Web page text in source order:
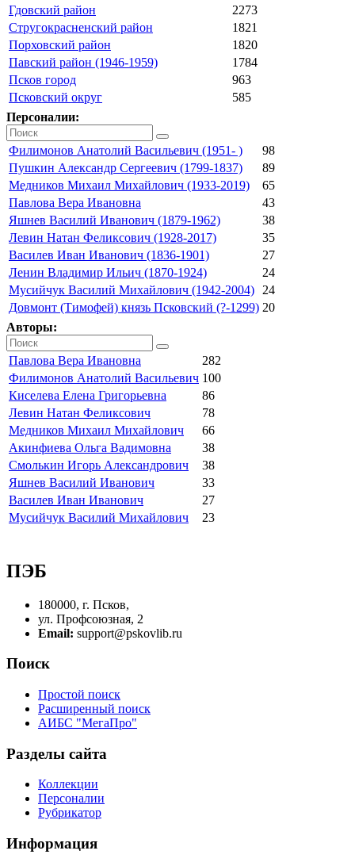
Гдовский район
2273
Стругокрасненский район
1821
Порховский район
1820
Павский район (1946-1959)
1784
Псков город
963
Псковский округ
585
Персоналии:
Филимонов Анатолий Васильевич (1951- )
98
Пушкин Александр Сергеевич (1799-1837)
89
Медников Михаил Михайлович (1933-2019)
65
Павлова Вера Ивановна
43
Яшнев Василий Иванович (1879-1962)
38
Левин Натан Феликсович (1928-2017)
35
Василев Иван Иванович (1836-1901)
27
Ленин Владимир Ильич (1870-1924)
24
Мусийчук Василий Михайлович (1942-2004)
24
Довмонт (Тимофей) князь Псковский (?-1299) 20
Авторы:
Павлова Вера Ивановна
282
Филимонов Анатолий Васильевич 100
Киселева Елена Григорьевна
86
Левин Натан Феликсович
78
Медников Михаил Михайлович
66
Акинфиева Ольга Вадимовна
38
Смолькин Игорь Александрович
38
Яшнев Василий Иванович
33
Василев Иван Иванович
27
Мусийчук Василий Михайлович
23
ПЭБ
180000, г. Псков,
ул. Профсоюзная, 2
Email: support@pskovlib.ru
Поиск
Простой поиск
Расширенный поиск
АИБС "МегаПро"
Разделы сайта
Коллекции
Персоналии
Рубрикатор
Информация